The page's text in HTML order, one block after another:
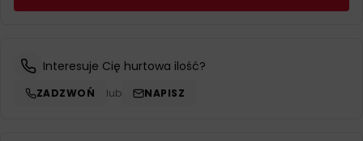
Interesuje Cię hurtowa ilość?
ZADZWOŃ lub NAPISZ